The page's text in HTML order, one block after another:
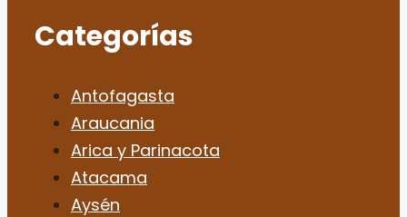
Categorías
Antofagasta
Araucania
Arica y Parinacota
Atacama
Aysén